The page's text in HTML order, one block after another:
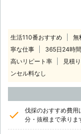
生活110番おすすめ 無
寧な仕事
365日24時
高いリピート率
見積
ンセル料なし
伐採のおすすめ費
分・抜根まで承りま